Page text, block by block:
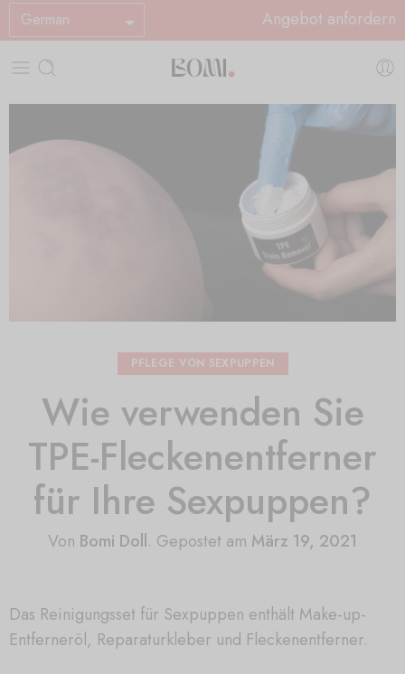
German Angebot anfordern
PFLEGE VON SEXPUPPEN
Wie verwenden Sie
TPE-Fleckenentferner
für Ihre Sexpuppen?
Von Bomi Doll. Gepostet am März 19, 2021
Das Reinigungsset für Sexpuppen enthält Make-up-
Entferneröl, Reparaturkleber und Fleckenentferner.